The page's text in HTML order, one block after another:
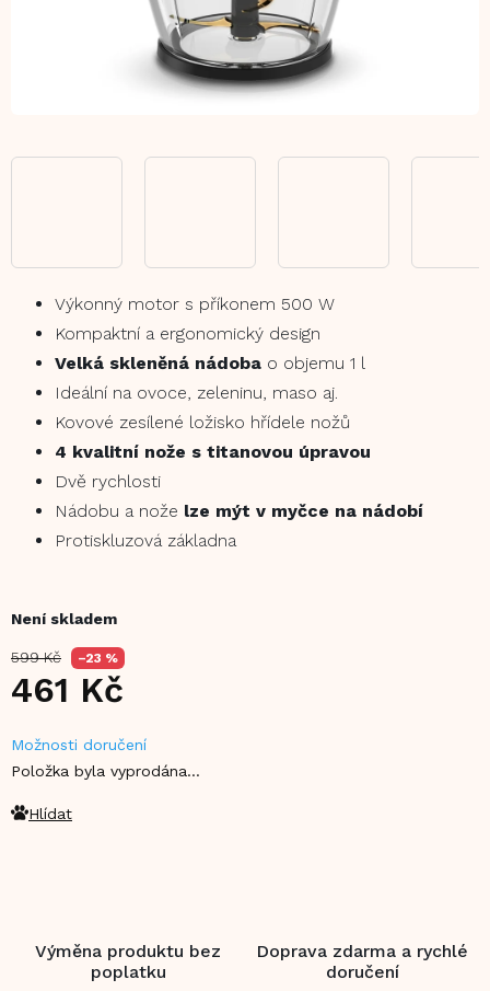
599 Kč –23 %
461 Kč
cena:
Není skladem
Možnosti doručení
Položka byla vyprodána…
Výkonný motor s příkonem 500 W
Kompaktní a ergonomický design
Velká skleněná nádoba o objemu 1 l
Ideální na ovoce, zeleninu, maso aj.
Kovové zesílené ložisko hřídele nožů
4 kvalitní nože s titanovou úpravou
Dvě rychlosti
Nádobu a nože lze mýt v myčce na nádobí
Protiskluzová základna
Hlídat
Výměna produktu bez
poplatku
Doprava zdarma a rychlé
doručení